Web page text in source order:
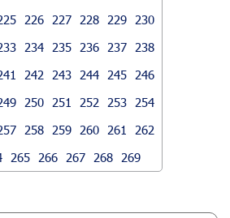
226 227 228 229
230
234 235 236 237
238
242 243 244 245
246
250 251 252 253
254
258 259 260 261
262
265 266 267 268 269